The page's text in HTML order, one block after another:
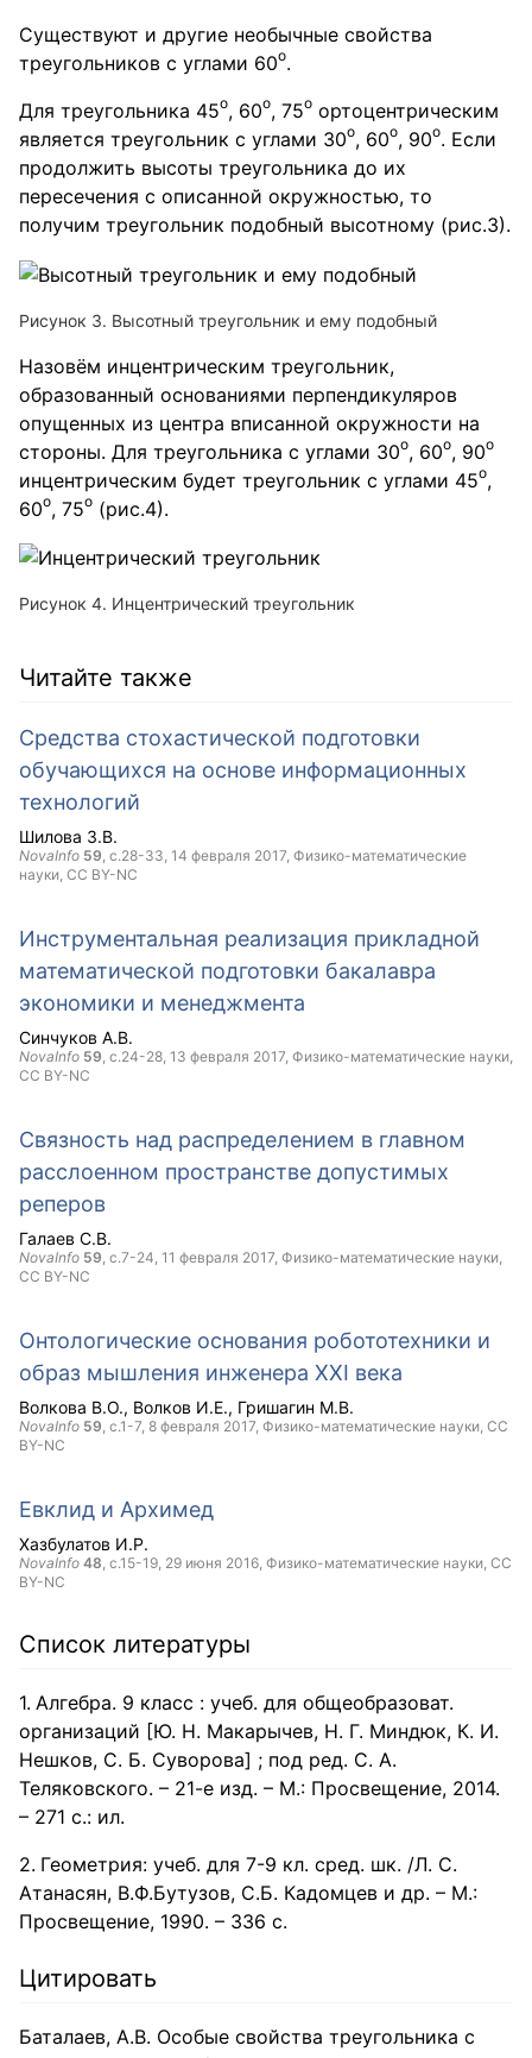
Существуют и другие необычные свойства
треугольников с углами 60о.
Для треугольника 45о, 60о, 75о ортоцентрическим
является треугольник с углами 30о, 60о, 90о. Если
продолжить высоты треугольника до их
пересечения с описанной окружностью, то
получим треугольник подобный высотному (рис.3).
Рисунок 3. Высотный треугольник и ему подобный
Назовём инцентрическим треугольник,
образованный основаниями перпендикуляров
опущенных из центра вписанной окружности на
стороны. Для треугольника с углами 30о, 60о, 90о
инцентрическим будет треугольник с углами 45о,
60о, 75о (рис.4).
Рисунок 4. Инцентрический треугольник
Читайте также
Средства стохастической подготовки
обучающихся на основе информационных
технологий
Шилова З.В.
NovaInfo 59, с.28-33, 14 февраля 2017, Физико-математические
науки, CC BY-NC
Инструментальная реализация прикладной
математической подготовки бакалавра
экономики и менеджмента
Синчуков А.В.
NovaInfo 59, с.24-28, 13 февраля 2017, Физико-математические науки,
CC BY-NC
Связность над распределением в главном
расслоенном пространстве допустимых
реперов
Галаев С.В.
NovaInfo 59, с.7-24, 11 февраля 2017, Физико-математические науки,
CC BY-NC
Онтологические основания робототехники и
образ мышления инженера XXI века
Волкова В.О. Волков И.Е. Гришагин М.В.
NovaInfo 59, с.1-7, 8 февраля 2017, Физико-математические науки, CC
BY-NC
Евклид и Архимед
Хазбулатов И.Р.
NovaInfo 48, с.15-19, 29 июня 2016, Физико-математические науки, CC
BY-NC
Список литературы
Алгебра. 9 класс : учеб. для общеобразоват.
организаций [Ю. Н. Макарычев, Н. Г. Миндюк, К. И.
Нешков, С. Б. Суворова] ; под ред. С. А.
Теляковского. – 21-е изд. – М.: Просвещение, 2014.
– 271 с.: ил.
Геометрия: учеб. для 7-9 кл. сред. шк. /Л. С.
Атанасян, В.Ф.Бутузов, С.Б. Кадомцев и др. – М.:
Просвещение, 1990. – 336 с.
Цитировать
Баталаев, А.В. Особые свойства треугольника с